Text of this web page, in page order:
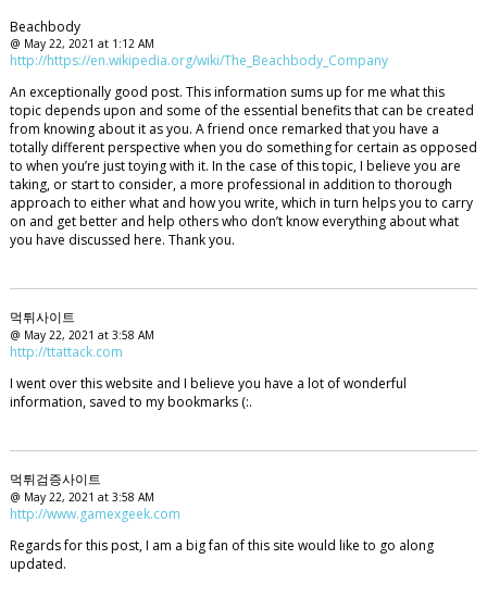
Beachbody
@ May 22, 2021 at 1:12 AM
http://https://en.wikipedia.org/wiki/The_Beachbody_Company
An exceptionally good post. This information sums up for me what this
topic depends upon and some of the essential benefits that can be created
from knowing about it as you. A friend once remarked that you have a
totally different perspective when you do something for certain as opposed
to when you’re just toying with it. In the case of this topic, I believe you are
taking, or start to consider, a more professional in addition to thorough
approach to either what and how you write, which in turn helps you to carry
on and get better and help others who don’t know everything about what
you have discussed here. Thank you.
먹튀사이트
@ May 22, 2021 at 3:58 AM
http://ttattack.com
I went over this website and I believe you have a lot of wonderful
information, saved to my bookmarks (:.
먹튀검증사이트
@ May 22, 2021 at 3:58 AM
http://www.gamexgeek.com
Regards for this post, I am a big fan of this site would like to go along
updated.